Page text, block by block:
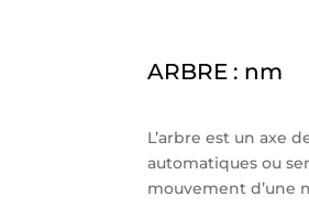
ARBRE : nm
L’arbre est un axe
automatiques ou
mouvement d’une